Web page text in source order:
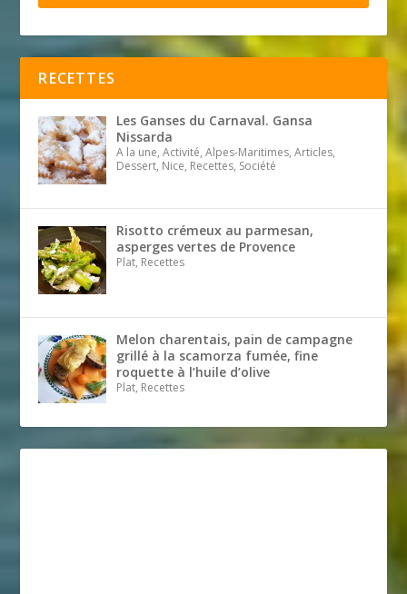
RECETTES
Les Ganses du Carnaval. Gansa
Nissarda
A la une, Activité, Alpes-Maritimes, Articles,
Dessert, Nice, Recettes, Société
Risotto crémeux au parmesan,
asperges vertes de Provence
Plat, Recettes
Melon charentais, pain de campagne
grillé à la scamorza fumée, fine
roquette à l’huile d’olive
Plat, Recettes